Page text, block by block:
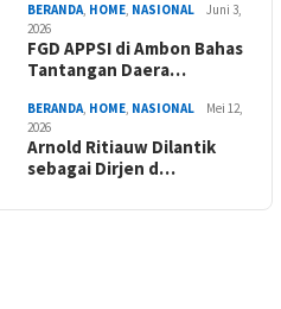
BERANDA, HOME, NASIONAL
Juni 3,
2026
FGD APPSI di Ambon Bahas
Tantangan Daera…
BERANDA, HOME, NASIONAL
Mei 12,
2026
Arnold Ritiauw Dilantik
sebagai Dirjen d…